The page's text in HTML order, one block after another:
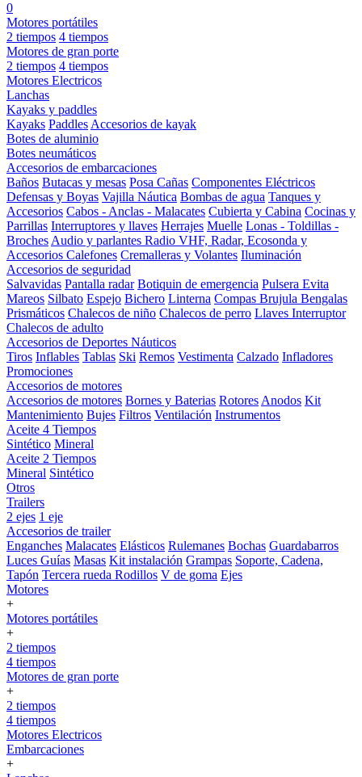
0
Motores portátiles
2 tiempos 4 tiempos
Motores de gran porte
2 tiempos 4 tiempos
Motores Electricos
Lanchas
Kayaks y paddles
Kayaks Paddles Accesorios de kayak
Botes de aluminio
Botes neumáticos
Accesorios de embarcaciones
Baños Butacas y mesas Posa Cañas Componentes Eléctricos
Defensas y Boyas Vajilla Náutica Bombas de agua Tanques y
Accesorios Cabos - Anclas - Malacates Cubierta y Cabina Cocinas y
Parrillas Interruptores y llaves Herrajes Muelle Lonas - Toldillas -
Broches Audio y parlantes Radio VHF, Radar, Ecosonda y
Accesorios Calefones Cremalleras y Volantes Iluminación
Accesorios de seguridad
Salvavidas Pantalla radar Botiquin de emergencia Pulsera Evita
Mareos Silbato Espejo Bichero Linterna Compas Brujula Bengalas
Prismáticos Chalecos de niño Chalecos de perro Llaves Interruptor
Chalecos de adulto
Accesorios de Deportes Náuticos
Tiros Inflables Tablas Ski Remos Vestimenta Calzado Infladores
Promociones
Accesorios de motores
Accesorios de motores Bornes y Baterias Rotores Anodos Kit
Mantenimiento Bujes Filtros Ventilación Instrumentos
Aceite 4 Tiempos
Sintético Mineral
Aceite 2 Tiempos
Mineral Sintético
Otros
Trailers
2 ejes 1 eje
Accesorios de trailer
Enganches Malacates Elásticos Rulemanes Bochas Guardabarros
Luces Guías Masas Kit instalación Grampas Soporte, Cadena,
Tapón Tercera rueda Rodillos V de goma Ejes
Motores
+
Motores portátiles
+
2 tiempos
4 tiempos
Motores de gran porte
+
2 tiempos
4 tiempos
Motores Electricos
Embarcaciones
+